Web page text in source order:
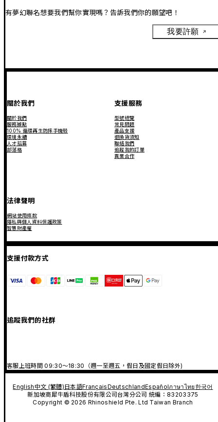
有夢幻聯名想要我們幫你實現嗎？告訴我們你的願望吧！
我要許願
關於我們
關於我們
服務據點
100% 循環再生防摔手機殼
環境永續
人才招募
部落格
支援服務
型號總覽
常見問題
產品支援
退換貨須知
聯絡我們
追蹤我的訂單
異業合作
法律聲明
網站使用條款
隱私與個人資料保護政策
智慧財產權
支援付款方式
追蹤我們的社群
客服上班時間 09:30～18:30（週一至週五，假日及國定假日除外)
English中文 (繁體)日本語FrançaisDeutschlandEspañolภาษาไทย 한국어
新加坡商犀牛盾科技股份有限公司台灣分公司 統編：83203375
Copyright © 2026 Rhinoshield Pte. Ltd Taiwan Branch